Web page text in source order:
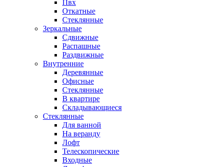
Пвх
Откатные
Стеклянные
Зеркальные
Сдвижные
Распашные
Раздвижные
Внутренние
Деревянные
Офисные
Стеклянные
В квартире
Складывающиеся
Стеклянные
Для ванной
На веранду
Лофт
Телескопические
Входные